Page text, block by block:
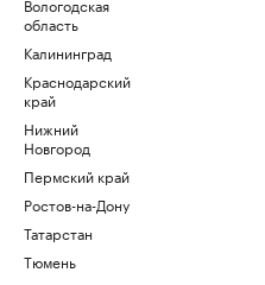
область
Калининград
Краснодарский
край
Нижний
Новгород
Пермский край
Ростов-на-Дону
Татарстан
Тюмень